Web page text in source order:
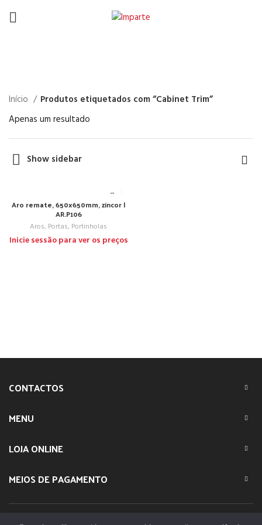
Início
Produtos etiquetados com “Cabinet Trim”
Apenas um resultado
Show sidebar
Aro remate, 650x650mm, zincor |
AR.P106
Aros, Portas, Portinholas
Inicie sessão para ver os preços
CONTACTOS
MENU
LOJA ONLINE
MEIOS DE PAGAMENTO